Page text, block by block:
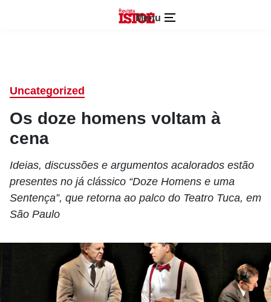
Menu
Uncategorized
Os doze homens voltam à
cena
Ideias, discussões e argumentos acalorados estão
presentes no já clássico “Doze Homens e uma
Sentença”, que retorna ao palco do Teatro Tuca, em
São Paulo